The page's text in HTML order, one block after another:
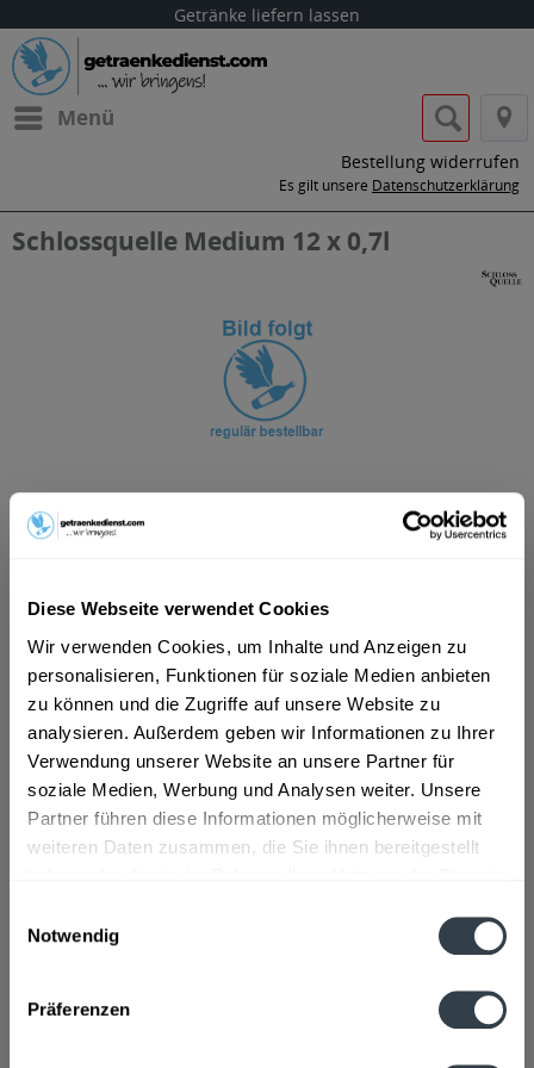
Diese Webseite verwendet Cookies
Wir verwenden Cookies, um Inhalte und Anzeigen zu
personalisieren, Funktionen für soziale Medien anbieten
zu können und die Zugriffe auf unsere Website zu
analysieren. Außerdem geben wir Informationen zu Ihrer
Verwendung unserer Website an unsere Partner für
soziale Medien, Werbung und Analysen weiter. Unsere
Partner führen diese Informationen möglicherweise mit
weiteren Daten zusammen, die Sie ihnen bereitgestellt
Notwendig
Präferenzen
Getränke liefern lassen
Menü
Bestellung widerrufen
Es gilt unsere Datenschutzerklärung
Schlossquelle Medium 12 x 0,7l
ab 5,49 € *
inkl. MwSt.ggf. zzgl. Erschwerniszuschlag
Vorrätig
MEHRWEG
+3,30 € Pfand
In denWarenkorb
Beschreibung